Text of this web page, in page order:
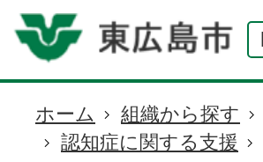
現
在
ホーム 組織から探す
認知症に関する支援